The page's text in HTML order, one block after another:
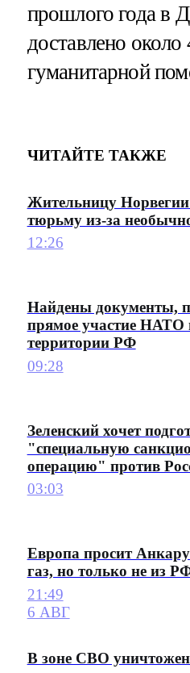
прошлого года в
доставлено
гуманитарной
ЧИТАЙТЕ ТАКЖЕ
Жительницу
тюрьму из-за
12:26
Найдены документы,
прямое участие НАТО
территории РФ
09:28
Зеленский хочет
"специальную
операцию" против
03:03
Европа просит Анкару
газ, но только не из
21:49
6 АВГ
В зоне СВО